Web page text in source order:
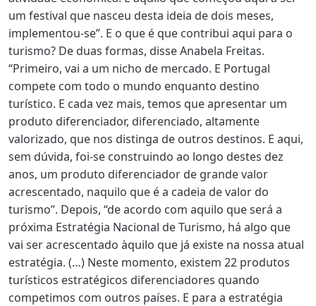
um festival que nasceu desta ideia de dois meses,
implementou-se”. E o que é que contribui aqui para o
turismo? De duas formas, disse Anabela Freitas.
“Primeiro, vai a um nicho de mercado. E Portugal
compete com todo o mundo enquanto destino
turístico. E cada vez mais, temos que apresentar um
produto diferenciador, diferenciado, altamente
valorizado, que nos distinga de outros destinos. E aqui,
sem dúvida, foi-se construindo ao longo destes dez
anos, um produto diferenciador de grande valor
acrescentado, naquilo que é a cadeia de valor do
turismo”. Depois, “de acordo com aquilo que será a
próxima Estratégia Nacional de Turismo, há algo que
vai ser acrescentado àquilo que já existe na nossa atual
estratégia. (…) Neste momento, existem 22 produtos
turísticos estratégicos diferenciadores quando
competimos com outros países. E para a estratégia